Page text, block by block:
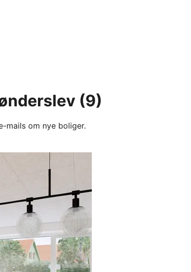
(9)
mails om nye boliger.